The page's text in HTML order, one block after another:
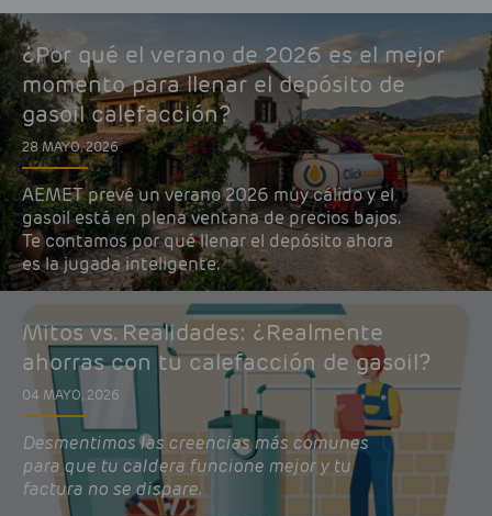
¿Por qué el verano de 2026 es el mejor
momento para llenar el depósito de
gasoil calefacción?
28 MAYO, 2026
AEMET prevé un verano 2026 muy cálido y el
gasoil está en plena ventana de precios bajos.
Te contamos por qué llenar el depósito ahora
es la jugada inteligente.
Mitos vs. Realidades: ¿Realmente
ahorras con tu calefacción de gasoil?
04 MAYO, 2026
Desmentimos las creencias más comunes
para que tu caldera funcione mejor y tu
factura no se dispare.